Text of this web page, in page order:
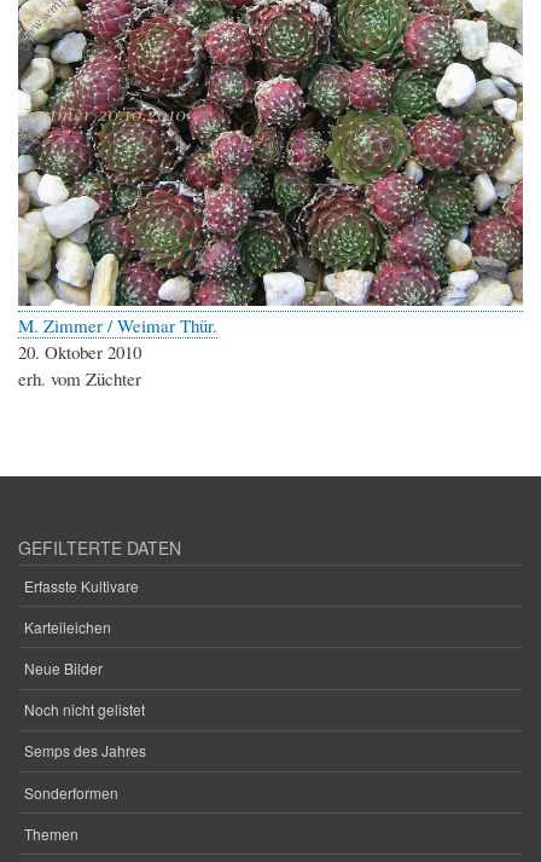
M. Zimmer / Weimar Thür.
20. Oktober 2010
erh. vom Züchter
GEFILTERTE DATEN
Erfasste Kultivare
Karteileichen
Neue Bilder
Noch nicht gelistet
Semps des Jahres
Sonderformen
Themen